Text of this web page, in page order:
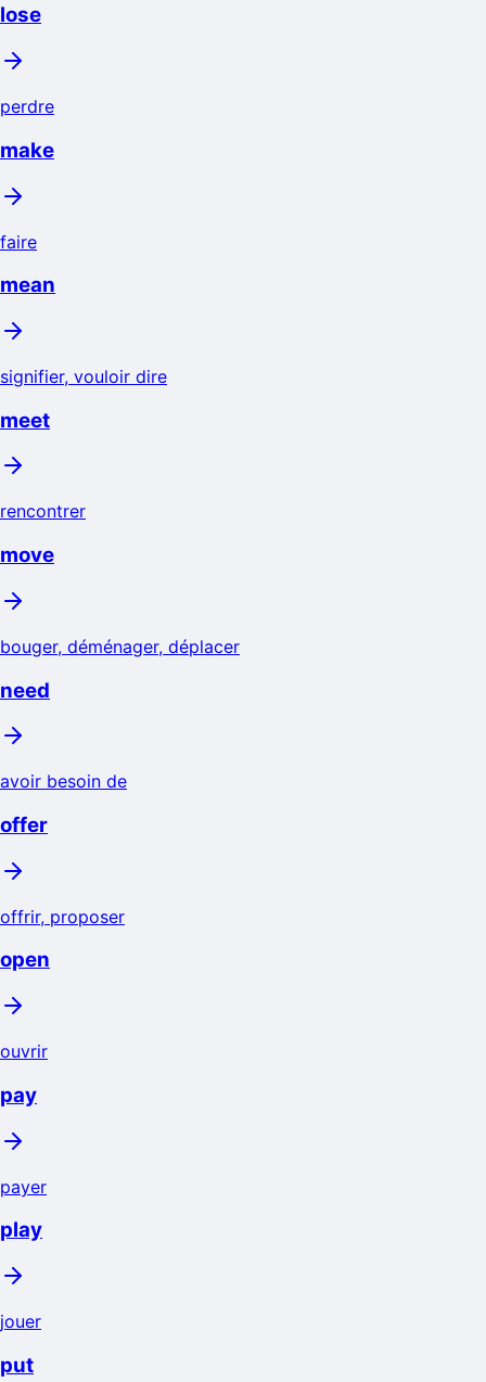
lose
perdre
make
faire
mean
signifier, vouloir dire
meet
rencontrer
move
bouger, déménager, déplacer
need
avoir besoin de
offer
offrir, proposer
open
ouvrir
pay
payer
play
jouer
put